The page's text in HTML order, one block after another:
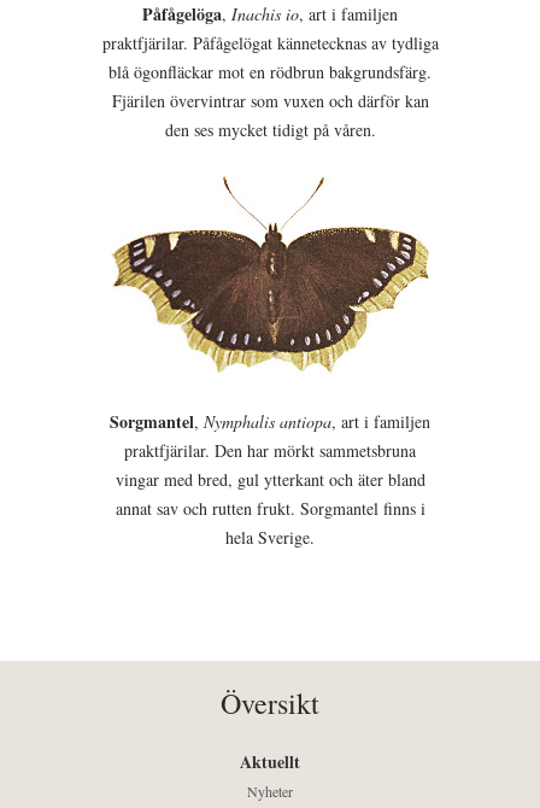
Påfågelöga, Inachis io, art i familjen
praktfjärilar. Påfågelögat kännetecknas av tydliga
blå ögonfläckar mot en rödbrun bakgrundsfärg.
Fjärilen övervintrar som vuxen och därför kan
den ses mycket tidigt på våren.
Sorgmantel, Nymphalis antiopa, art i familjen
praktfjärilar. Den har mörkt sammetsbruna
vingar med bred, gul ytterkant och äter bland
annat sav och rutten frukt. Sorgmantel finns i
hela Sverige.
Översikt
Aktuellt
Nyheter